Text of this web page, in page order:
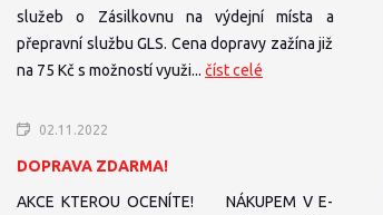
služeb o Zásilkovnu na výdejní místa a
přepravní službu GLS. Cena dopravy zažína již
na 75 Kč s možností využi... číst celé
02.11.2022
DOPRAVA ZDARMA!
AKCE KTEROU OCENÍTE! NÁKUPEM V E-